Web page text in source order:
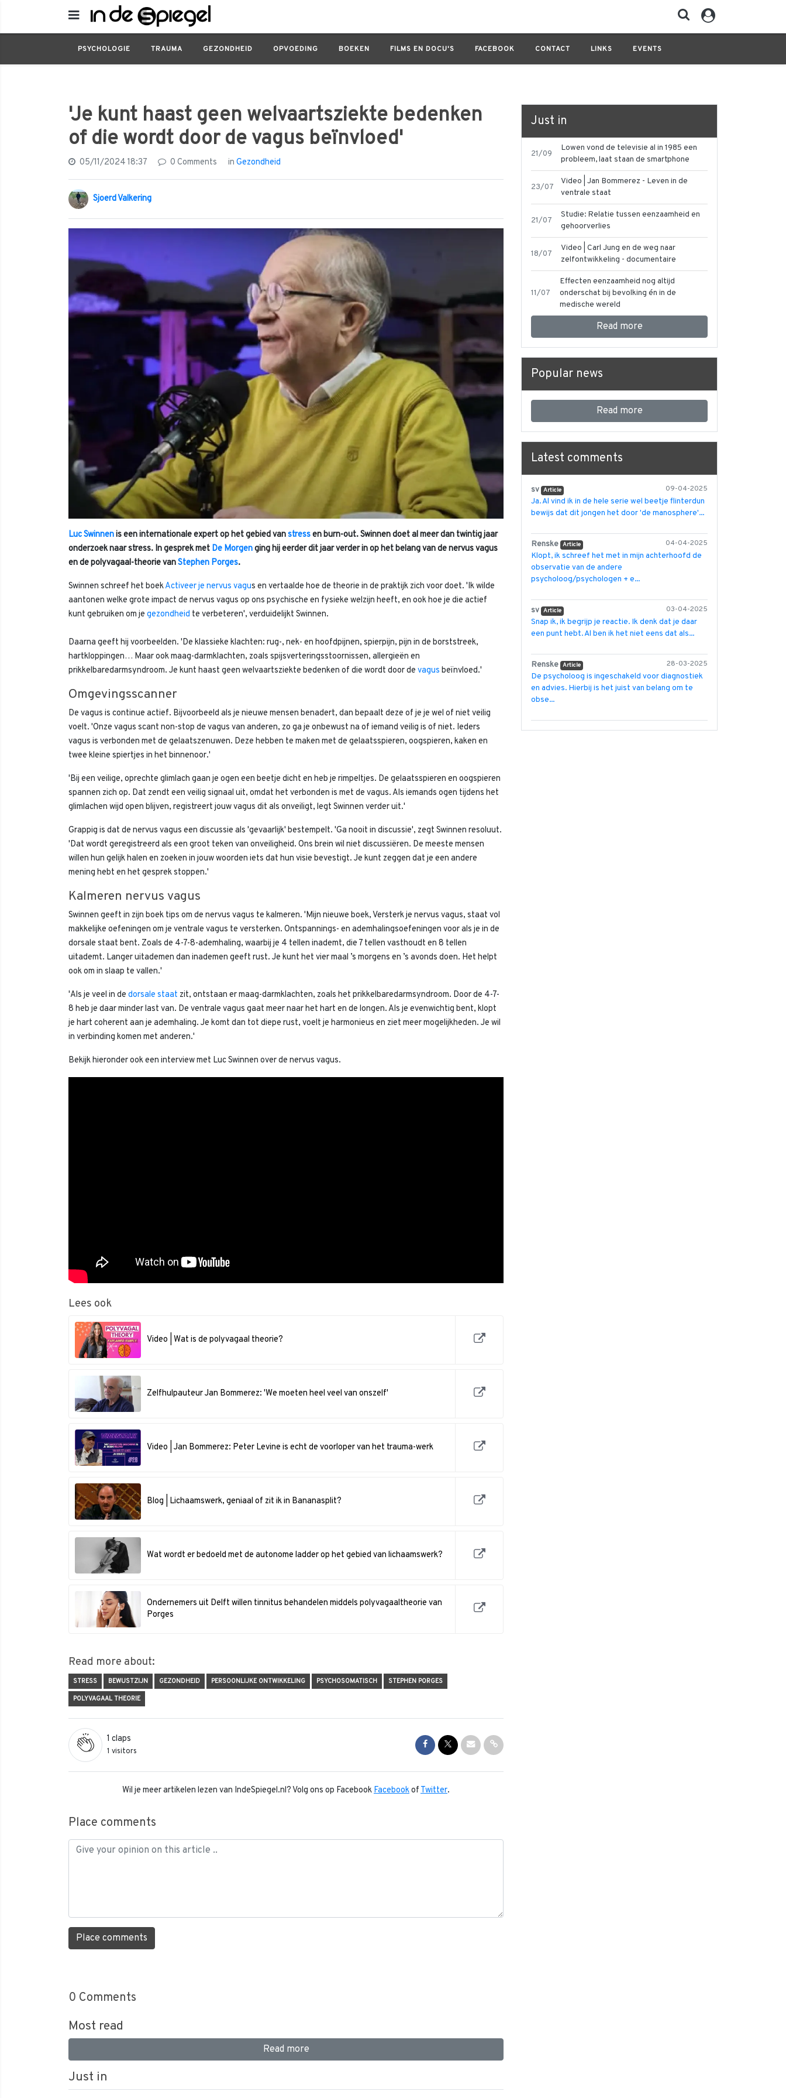
PSYCHOLOGIE TRAUMA GEZONDHEID OPVOEDING BOEKEN FILMS EN DOCU'S FACEBOOK CONTACT LINKS EVENTS
Gezondheid 'Je kunt haast geen welvaartsziekte bedenken of die wordt door de vagus beïnvloed'
'Je kunt haast geen welvaartsziekte bedenken
of die wordt door de vagus beïnvloed'
05/11/2024 18:37 0 Comments in Gezondheid
Sjoerd Valkering
Luc Swinnenis een internationale expert op het gebied vanstressen burn-out. Swinnen doet al meer dan twintig jaar
onderzoek naar stress. In gesprek met De Morgenging hij eerder dit jaar verder in op het belang van de nervus vagus
en de polyvagaal-theorie vanStephen Porges.
Swinnen schreef het boekActiveer je nervus vagus en vertaalde hoe de theorie in de praktijk zich voor doet. 'Ik wilde
aantonen welke grote impact de nervus vagus op ons psychische en fysieke welzijn heeft, en ook hoe je die actief
kunt gebruiken om je gezondheid te verbeteren', verduidelijkt Swinnen.
Daarna geeft hij voorbeelden. 'De klassieke klachten: rug-, nek- en hoofdpijnen, spierpijn, pijn in de borststreek,
hartkloppingen… Maar ook maag-darmklachten, zoals spijsverteringsstoornissen, allergieën en
prikkelbaredarmsyndroom. Je kunt haast geen welvaartsziekte bedenken of die wordt door de vagus beïnvloed.'
Omgevingsscanner
De vagus is continue actief. Bijvoorbeeld als je nieuwe mensen benadert, dan bepaalt deze of je je wel of niet veilig
voelt. 'Onze vagus scant non-stop de vagus van anderen, zo ga je onbewust na of iemand veilig is of niet. Ieders
vagus is verbonden met de gelaatszenuwen. Deze hebben te maken met de gelaatsspieren, oogspieren, kaken en
twee kleine spiertjes in het binnenoor.'
'Bij een veilige, oprechte glimlach gaan je ogen een beetje dicht en heb je rimpeltjes. De gelaatsspieren en oogspieren
spannen zich op. Dat zendt een veilig signaal uit, omdat het verbonden is met de vagus. Als iemands ogen tijdens het
glimlachen wijd open blijven, registreert jouw vagus dit als onveiligt, legt Swinnen verder uit.'
Grappig is dat de nervus vagus een discussie als 'gevaarlijk' bestempelt. 'Ga nooit in discussie', zegt Swinnen resoluut.
'Dat wordt geregistreerd als een groot teken van onveiligheid. Ons brein wil niet discussiëren. De meeste mensen
willen hun gelijk halen en zoeken in jouw woorden iets dat hun visie bevestigt. Je kunt zeggen dat je een andere
mening hebt en het gesprek stoppen.'
Kalmeren nervus vagus
Swinnen geeft in zijn boek tips om de nervus vagus te kalmeren. 'Mijn nieuwe boek, Versterk je nervus vagus, staat vol
makkelijke oefeningen om je ventrale vagus te versterken. Ontspannings- en ademhalingsoefeningen voor als je in de
dorsale staat bent. Zoals de 4-7-8-ademhaling, waarbij je 4 tellen inademt, die 7 tellen vasthoudt en 8 tellen
uitademt. Langer uitademen dan inademen geeft rust. Je kunt het vier maal ’s morgens en ’s avonds doen. Het helpt
ook om in slaap te vallen.'
'Als je veel in de dorsale staat zit, ontstaan er maag-darmklachten, zoals het prikkelbaredarmsyndroom. Door de 4-7-
8 heb je daar minder last van. De ventrale vagus gaat meer naar het hart en de longen. Als je evenwichtig bent, klopt
je hart coherent aan je ademhaling. Je komt dan tot diepe rust, voelt je harmonieus en ziet meer mogelijkheden. Je wil
in verbinding komen met anderen.'
Bekijk hieronder ook een interview met Luc Swinnen over de nervus vagus.
Lees ook
Video | Wat is de polyvagaal theorie?
Zelfhulpauteur Jan Bommerez: 'We moeten heel veel van onszelf'
Video | Jan Bommerez: Peter Levine is echt de voorloper van het trauma-werk
Blog | Lichaamswerk, geniaal of zit ik in Bananasplit?
Wat wordt er bedoeld met de autonome ladder op het gebied van lichaamswerk?
Ondernemers uit Delft willen tinnitus behandelen middels polyvagaaltheorie van
Porges
Read more about:
STRESS BEWUSTZIJN GEZONDHEID PERSOONLIJKE ONTWIKKELING PSYCHOSOMATISCH STEPHEN PORGES
POLYVAGAAL THEORIE
1 claps
1 visitors
Share on Facebook
Share on Twitter
Share via Mail
Share link
Wil je meer artikelen lezen van IndeSpiegel.nl? Volg ons op Facebook Facebookof Twitter.
Place comments
Place comments
0 Comments
Most read
Read more
Just in
Just in
21/09
Lowen vond de televisie al in 1985 een
probleem, laat staan de smartphone
23/07
Video | Jan Bommerez - Leven in de
ventrale staat
21/07
Studie: Relatie tussen eenzaamheid en
gehoorverlies
18/07
Video | Carl Jung en de weg naar
zelfontwikkeling - documentaire
11/07
Effecten eenzaamheid nog altijd
onderschat bij bevolking én in de
medische wereld
Read more
Popular news
Read more
Latest comments
09-04-2025
sv Article
Ja. Al vind ik in de hele serie wel beetje flinterdun
bewijs dat dit jongen het door 'de manosphere'...
04-04-2025
Renske Article
Klopt, ik schreef het met in mijn achterhoofd de
observatie van de andere
psycholoog/psychologen + e...
03-04-2025
sv Article
Snap ik, ik begrijp je reactie. Ik denk dat je daar
een punt hebt. Al ben ik het niet eens dat als...
28-03-2025
Renske Article
De psycholoog is ingeschakeld voor diagnostiek
en advies. Hierbij is het juist van belang om te
obse...